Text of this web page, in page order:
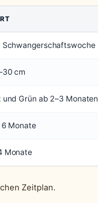
Schwangerschaftswoche
cm
und Grün ab 2–3 Monaten
Monate
Monate
Zeitplan.